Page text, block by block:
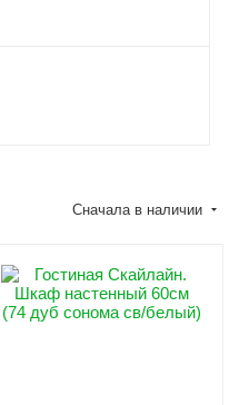
Сначала в наличии